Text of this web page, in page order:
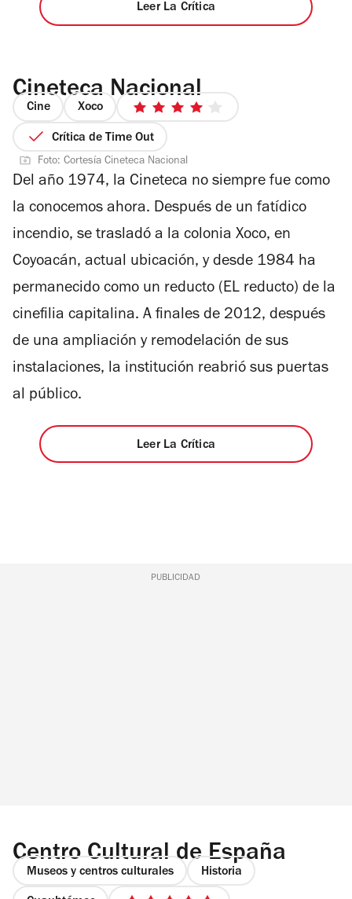
Leer La Crítica
Cineteca Nacional
Cine Xoco
4
estrellas
Crítica de Time Out
Foto: Cortesía Cineteca Nacional
Del año 1974, la Cineteca no siempre fue como
la conocemos ahora. Después de un fatídico
incendio, se trasladó a la colonia Xoco, en
Coyoacán, actual ubicación, y desde 1984 ha
permanecido como un reducto (EL reducto) de la
cinefilia capitalina. A finales de 2012, después
de una ampliación y remodelación de sus
instalaciones, la institución reabrió sus puertas
al público.
Leer La Crítica
PUBLICIDAD
Centro Cultural de España
Museos y centros culturales Historia